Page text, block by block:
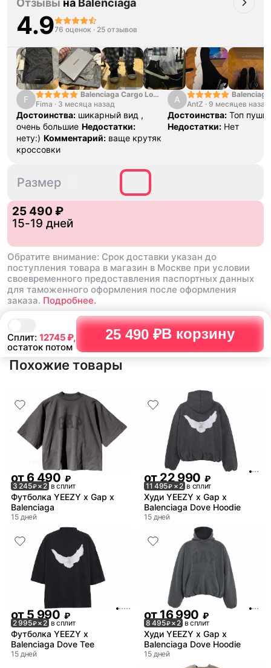
Сплит: 12745₽,
остаток потом
25 490 ₽В корзину
Отзывы на Balenciaga
4.976 оценок · 25 отзывов
F
Balenciaga Cargo Low
White Grey
Fima · 3 месяца назад
Достоинства: шикарный вид ,
очень большие Недостатки:
нету:) Комментарий: ваще крутяк
кроссовки
A
Balenciaga
AntZ · 9 месяцев назад
Достоинства: Топ
Недостатки: Нет
Размер
25 490 ₽
15-19 дней
Обратите внимание: Срок доставки указан до
поступления товара в магазин в Москве при условии
своевременного предоставления паспортных данных
для таможенного оформления после оформления
заказа. Подробнее.
Похожие товары
от6 490 ₽
3 245₽× 2 в сплит
Футболка YEEZY x Gap x
Balenciaga
15 дней
от22 990 ₽
11 495₽ × 2 в сплит
Худи YEEZY x Gap x
Balenciaga Dove Hoodie
15 дней
от5 990 ₽
2 995₽× 2 в сплит
Футболка YEEZY x
Balenciaga Dove Tee
15 дней
от16 990 ₽
8 495₽× 2 в сплит
Худи YEEZY x Gap x
Balenciaga Dove Hoodie
15 дней